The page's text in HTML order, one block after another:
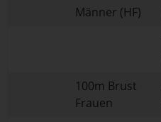
Männer (HF)
100m Brust
Frauen